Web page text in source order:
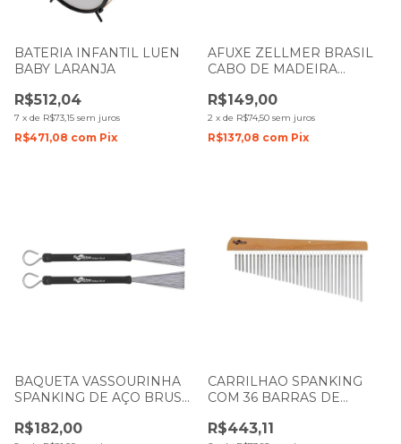
BATERIA INFANTIL LUEN
BABY LARANJA
R$512,04
7 x de R$73,15 sem juros
R$471,08 com Pix
AFUXE ZELLMER BRASIL
CABO DE MADEIRA
R$149,00
2 x de R$74,50 sem juros
R$137,08 com Pix
BAQUETA VASSOURINHA
SPANKING DE AÇO BRUSH
R$182,00
CARRILHAO SPANKING
COM 36 BARRAS DE
R$443,11